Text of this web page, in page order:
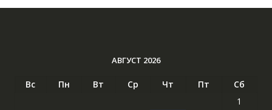
АВГУСТ 2026
Вс Пн Вт Ср Чт Пт
Сб
1